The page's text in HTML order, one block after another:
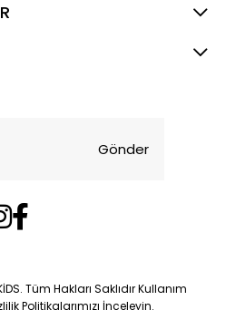
Gönder
Tüm Hakları Saklıdır Kullanım
Politikalarımızı İnceleyin.